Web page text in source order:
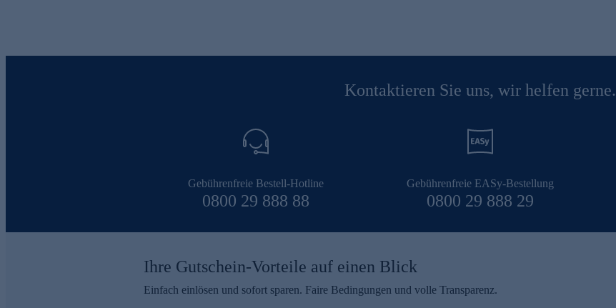
Kontaktieren Sie uns, wir helfen gerne.
Gebührenfreie Bestell-Hotline
0800 29 888 88
Gebührenfreie EASy-Bestellung
0800 29 888 29
Ihre Gutschein-Vorteile auf einen Blick
Einfach einlösen und sofort sparen. Faire Bedingungen und volle Transparenz.